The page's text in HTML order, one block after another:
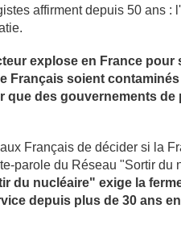
affirment depuis 50 ans :
explose en France
Français soient
que des gouvernements
Français de décider si la
parole du Réseau "Sortir du
du nucléaire" exige la
depuis plus de 30 ans